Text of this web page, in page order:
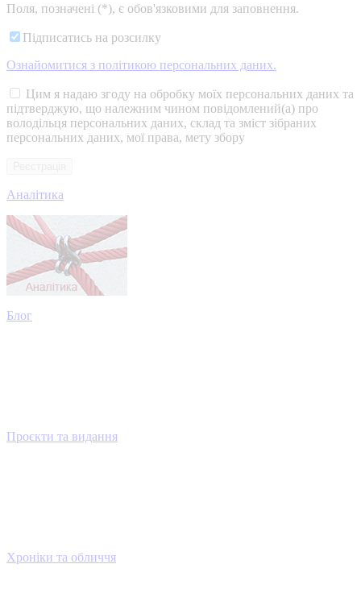
Поля, позначені (*), є обов'язковими для заповнення.
Підписатись на розсилку
Ознайомитися з політикою персональних даних.
Цим я надаю згоду на обробку моїх персональних даних та
підтверджую, що належним чином повідомлений(а) про
володільця персональних даних, склад та зміст зібраних
персональних даних, мої права, мету збору
Аналітика
Блог
Проєкти та видання
Хроніки та обличчя